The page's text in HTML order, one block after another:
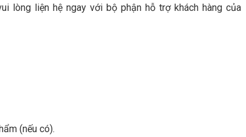
lòng liện hệ ngay với bộ phận hỗ trợ khách hàng của
(nếu có).